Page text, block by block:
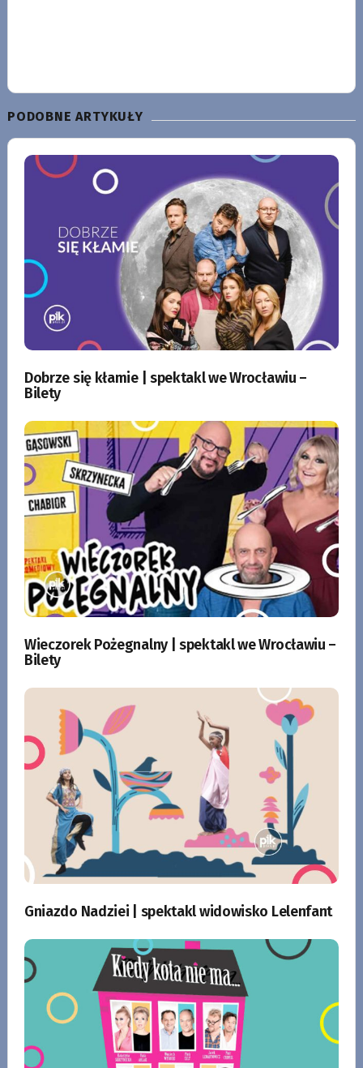
PODOBNE ARTYKUŁY
Dobrze się kłamie | spektakl we Wrocławiu –
Bilety
Wieczorek Pożegnalny | spektakl we Wrocławiu –
Bilety
Gniazdo Nadziei | spektakl widowisko Lelenfant